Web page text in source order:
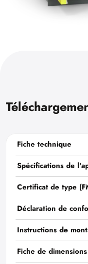
Fiche technique
Spécifications de
Certificat de type
Déclaration de
Instructions de
Fiche de